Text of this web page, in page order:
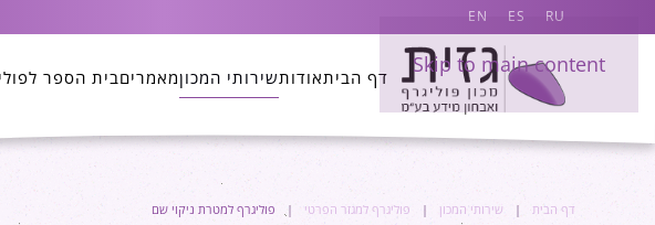
Skip to main content
RU
ES
EN
דף הביתאודותשירותי המכוןמאמריםבית הספר
דף הבית שירותי המכון פוליגרף למגזר הפרטי פוליגרף למטרת ניקוי שם